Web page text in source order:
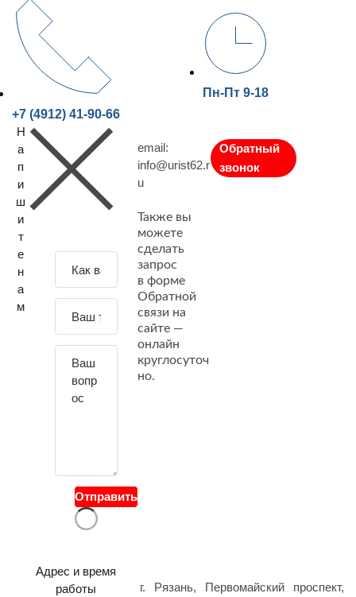
+7 (4912) 41-90-66
Пн-Пт 9-18
Н
а
п
и
ш
и
т
е
н
а
м
с
Отправить
email:
info@urist62.r
u
Также вы
можете
сделать
запрос
в форме
Обратной
связи на
сайте —
онлайн
круглосуточ
но.
Обратный
звонок
Адрес и время
работы
г. Рязань, Первомайский проспект,